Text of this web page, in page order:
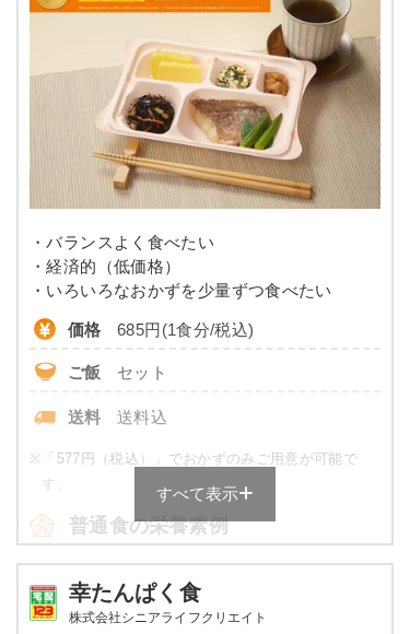
・バランスよく食べたい
・経済的（低価格）
・いろいろなおかずを少量ずつ食べたい
価格 685円(1食分/税込)
ご飯 セット
送料 送料込
※ 「577円（税込）」でおかずのみご用意が可能で
す。
普通食の栄養素例
5品～6品
カロリー 430～600 kcal
すべて表示
幸たんぱく食
株式会社シニアライフクリエイト